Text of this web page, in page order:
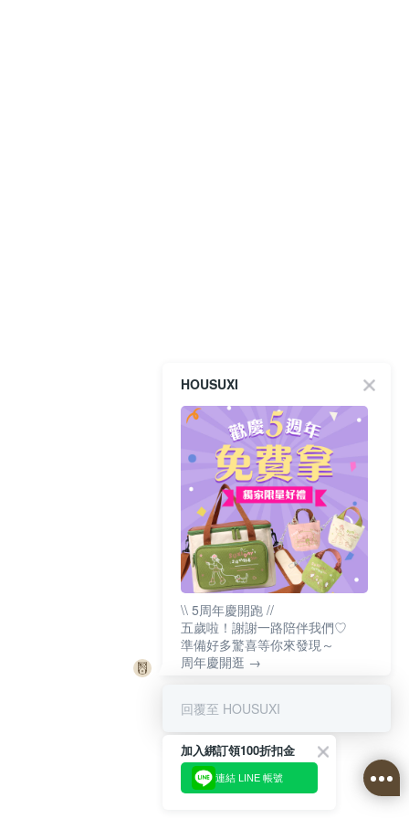
HOUSUXI
\\ 5周年慶開跑 //
五歲啦！謝謝一路陪伴我們♡
準備好多驚喜等你來發現～
周年慶開逛 →
回覆至 HOUSUXI
加入綁訂領100折扣金
連結 LINE 帳號